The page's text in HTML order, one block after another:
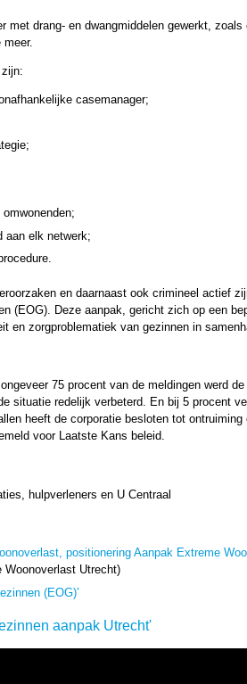
met drang- en dwangmiddelen gewerkt, zoals
casemanager;
aan elk netwerk;
en daarnaast ook crimineel actief
(EOG). Deze aanpak, gericht zich op een
en zorgproblematiek van gezinnen in
75 procent van de meldingen werd
situatie redelijk verbeterd. En bij 5 procent
heeft de corporatie besloten tot ontruiming
voor Laatste Kans beleid.
hulpverleners en U Centraal
positionering Aanpak Extreme
Woonoverlast Utrecht)
(EOG)’
aanpak Utrecht'